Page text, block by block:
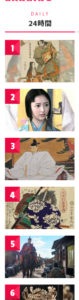
DAILY
24時間
1
2
3
4
5
6